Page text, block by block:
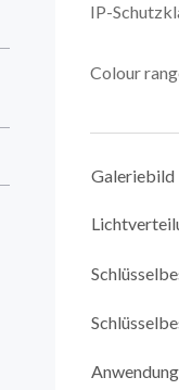
IP-
Colour
Galeriebild
Anwendung